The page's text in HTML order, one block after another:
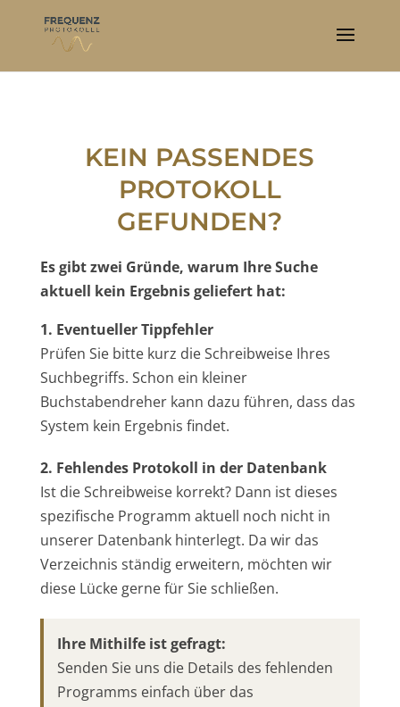
KEIN PASSENDES
PROTOKOLL
GEFUNDEN?
Es gibt zwei Gründe, warum Ihre Suche
aktuell kein Ergebnis geliefert hat:
1. Eventueller Tippfehler
Prüfen Sie bitte kurz die Schreibweise Ihres
Suchbegriffs. Schon ein kleiner
Buchstabendreher kann dazu führen, dass das
System kein Ergebnis findet.
2. Fehlendes Protokoll in der Datenbank
Ist die Schreibweise korrekt? Dann ist dieses
spezifische Programm aktuell noch nicht in
unserer Datenbank hinterlegt. Da wir das
Verzeichnis ständig erweitern, möchten wir
diese Lücke gerne für Sie schließen.
Ihre Mithilfe ist gefragt:
Senden Sie uns die Details des fehlenden
Programms einfach über das